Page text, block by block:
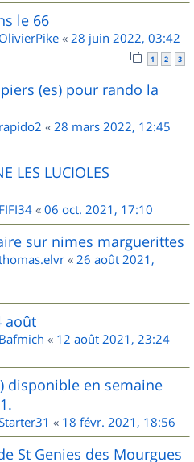
le 66
OlivierPike « 28 juin 2022, 03:42
1 2 3
(es) pour rando la
rapido2 « 28 mars 2022, 12:45
LES LUCIOLES
FIFI34 « 06 oct. 2021, 17:10
sur nimes marguerittes
« 26 août 2021,
août
Bafmich « 12 août 2021, 23:24
disponible en semaine
« 18 févr. 2021, 18:56
St Genies des Mourgues